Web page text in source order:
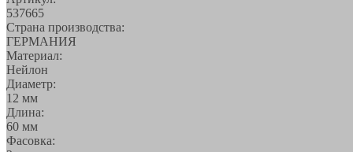
537665
Страна производства:
ГЕРМАНИЯ
Материал:
Нейлон
Диаметр:
12 мм
Длина:
60 мм
Фасовка: